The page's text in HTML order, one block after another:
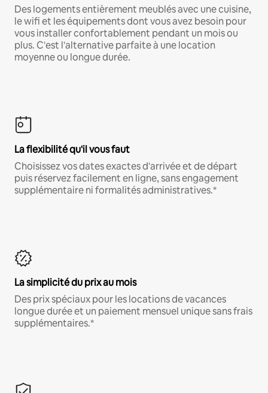
Des logements entièrement meublés avec une cuisine,
le wifi et les équipements dont vous avez besoin pour
vous installer confortablement pendant un mois ou
plus. C'est l'alternative parfaite à une location
moyenne ou longue durée.
La flexibilité qu'il vous faut
Choisissez vos dates exactes d'arrivée et de départ
puis réservez facilement en ligne, sans engagement
supplémentaire ni formalités administratives.*
La simplicité du prix au mois
Des prix spéciaux pour les locations de vacances
longue durée et un paiement mensuel unique sans frais
supplémentaires.*